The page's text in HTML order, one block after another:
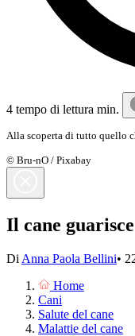
4 tempo di lettura min.
Alla scoperta di tutto quello
© Bru-nO / Pixabay
Il cane
Di Anna Paola Bellini•
Home
Cani
Salute del cane
Malattie del cane